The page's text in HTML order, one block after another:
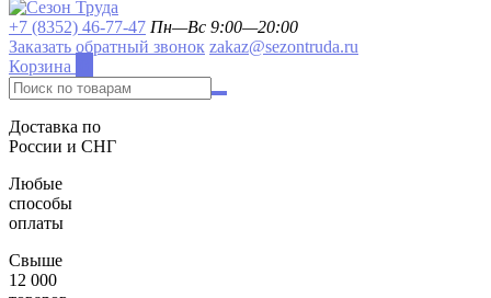
+7 (8352) 46-77-47 Пн—Вс 9:00—20:00
Заказать обратный звонок zakaz@sezontruda.ru
Корзина
Доставка по
России и СНГ
Любые
способы
оплаты
Свыше
12 000